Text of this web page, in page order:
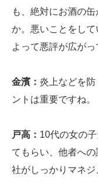
も、絶対にお酒の
か。悪いことをし
よって悪評が広がっ
金濱： 炎上などを防
ントは重要ですね。
戸高： 10代の女の
てもらい、他者へ
社がしっかりマネジ